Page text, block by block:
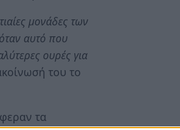
μονάδες των
αυτό που
ουρές για
του το
τα